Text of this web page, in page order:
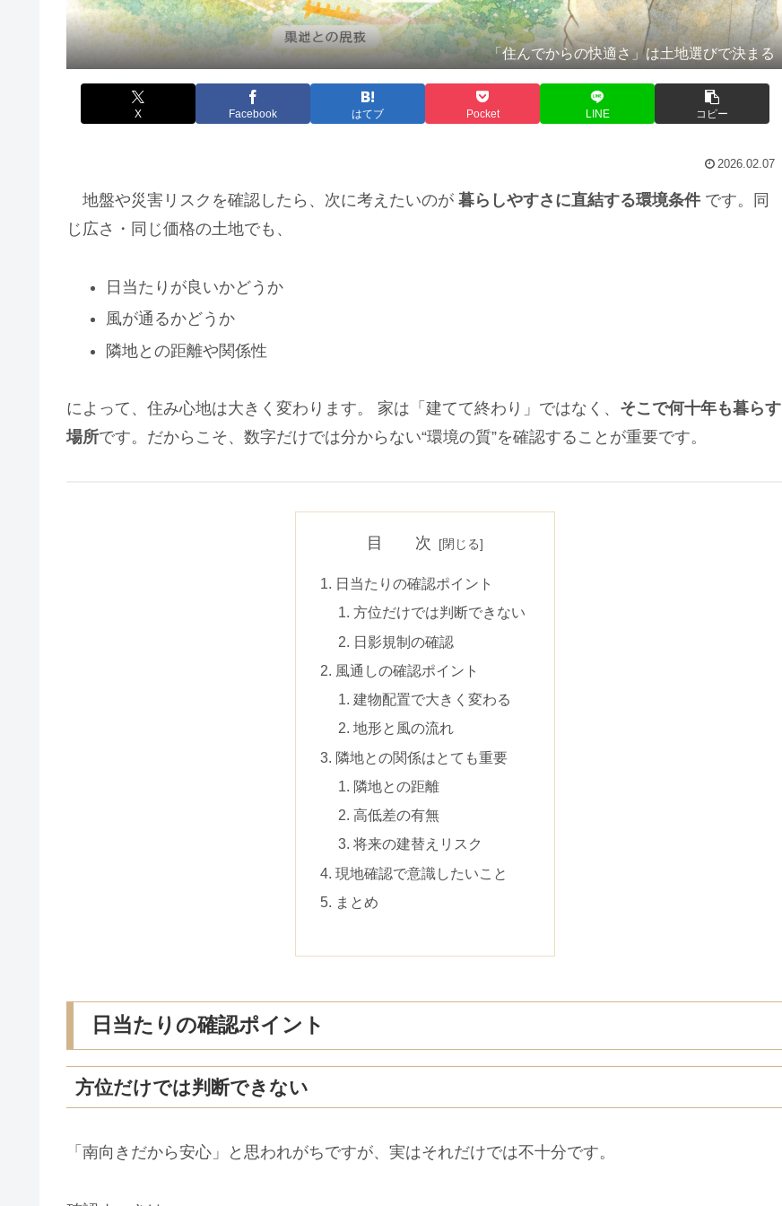
「住んでからの快適さ」は土地選びで決まる
X Facebook はてブ Pocket LINE コピー
2026.02.07
地盤や災害リスクを確認したら、次に考えたいのが 暮らしやすさに直結する環境条件です。同
じ広さ・同じ価格の土地でも、
日当たりが良いかどうか
風が通るかどうか
隣地との距離や関係性
によって、住み心地は大きく変わります。 家は「建てて終わり」ではなく、 そこで何十年も暮らす
場所です。だからこそ、数字だけでは分からない“環境の質”を確認することが重要です。
目 次
日当たりの確認ポイント
方位だけでは判断できない
日影規制の確認
風通しの確認ポイント
建物配置で大きく変わる
地形と風の流れ
隣地との関係はとても重要
隣地との距離
高低差の有無
将来の建替えリスク
現地確認で意識したいこと
まとめ
日当たりの確認ポイント
方位だけでは判断できない
「南向きだから安心」と思われがちですが、実はそれだけでは不十分です。